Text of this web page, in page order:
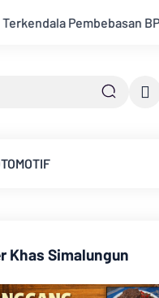
Kemarau Memuncak,
Khas Simalungun